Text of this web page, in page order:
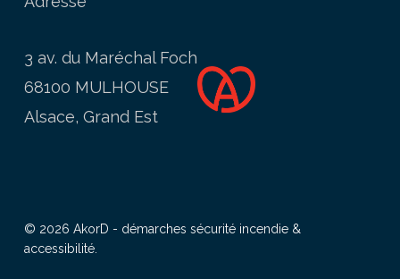
3 av. du Maréchal Foch
68100 MULHOUSE
Alsace, Grand Est
© 2026 AkorD - démarches sécurité incendie &
accessibilité.